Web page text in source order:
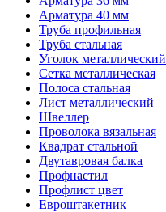
Арматура 40 мм
Труба профильная
Труба стальная
Уголок металлический
Сетка металлическая
Полоса стальная
Лист металлический
Швеллер
Проволока вязальная
Квадрат стальной
Двутавровая балка
Профнастил
Профлист цвет
Евроштакетник